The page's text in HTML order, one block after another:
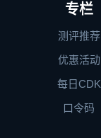
专栏
测评推荐
优惠活动
每日CDK
口令码